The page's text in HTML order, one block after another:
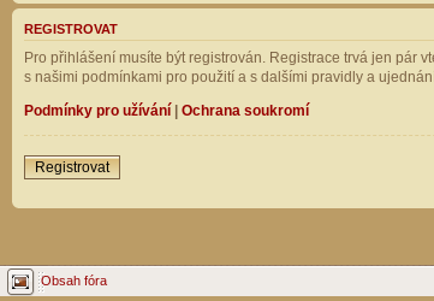
REGISTROVAT
Pro přihlášení musíte být registrován. Registrace trvá jen pár
s našimi podmínkami pro použití a s dalšími pravidly a
Podmínky pro užívání | Ochrana soukromí
Registrovat
Obsah fóra